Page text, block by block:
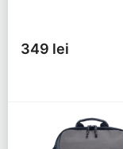
349 lei